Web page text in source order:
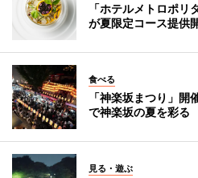
「ホテルメトロポリ
が夏限定コース提供
食べる
「神楽坂まつり」
で神楽坂の夏を彩る
見る・遊ぶ